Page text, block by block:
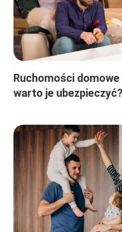
Ruchomości
warto je ubezpieczyć?